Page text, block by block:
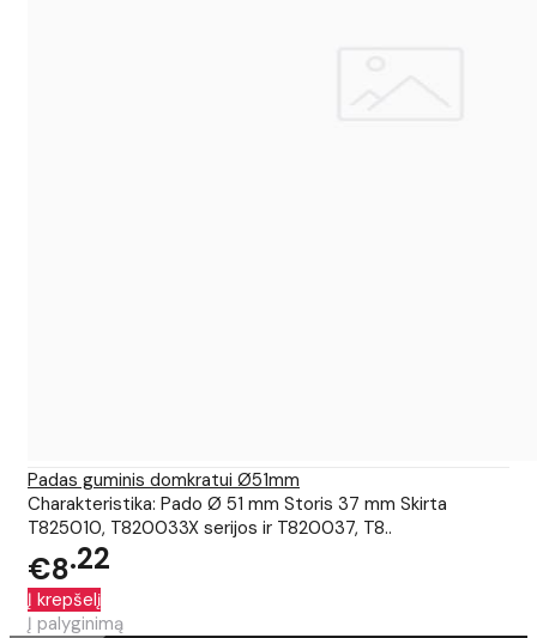
Padas guminis domkratui Ø51mm
Charakteristika: Pado Ø 51 mm Storis 37 mm Skirta
T825010, T820033X serijos ir T820037, T8..
€8 22
Į krepšelį
Į palyginimą